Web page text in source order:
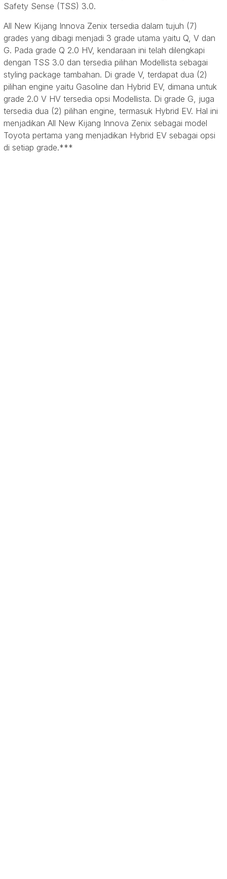
Safety Sense (TSS) 3.0.
All New Kijang Innova Zenix tersedia dalam tujuh (7)
grades yang dibagi menjadi 3 grade utama yaitu Q, V dan
G. Pada grade Q 2.0 HV, kendaraan ini telah dilengkapi
dengan TSS 3.0 dan tersedia pilihan Modellista sebagai
styling package tambahan. Di grade V, terdapat dua (2)
pilihan engine yaitu Gasoline dan Hybrid EV, dimana untuk
grade 2.0 V HV tersedia opsi Modellista. Di grade G, juga
tersedia dua (2) pilihan engine, termasuk Hybrid EV. Hal ini
menjadikan All New Kijang Innova Zenix sebagai model
Toyota pertama yang menjadikan Hybrid EV sebagai opsi
di setiap grade.***